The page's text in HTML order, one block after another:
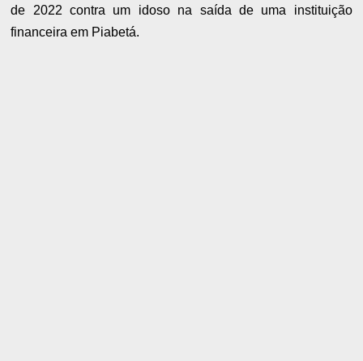
de 2022 contra um idoso na saída de uma instituição
financeira em Piabetá.